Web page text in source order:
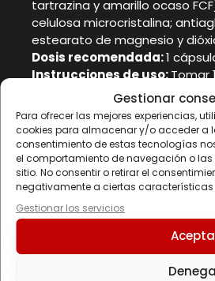
Gestionar
Para ofrecer las mejores experiencias,
cookies para almacenar y/o acceder a
consentimiento de estas tecnologías
el comportamiento de navegación o
sitio. No consentir o retirar el
negativamente a ciertas características
Gestionar los servicios
tartrazina y amarillo ocaso
celulosa microcristalina;
estearato de magnesio y
Dosis recomendada:1
Instrucciones de uso:Tomar
ml de agua preferiblemente
comida del mediodía.
Advertencias
No utilice este producto si
en período de lactancia. El
indicado para niños de
fuera del alcance de los niños
¡No superar la dosis diaria
recomendada! Los
no deben utilizarse como